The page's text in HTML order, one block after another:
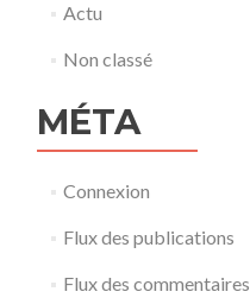
Actu
Non classé
MÉTA
Connexion
Flux des publications
Flux des commentaires